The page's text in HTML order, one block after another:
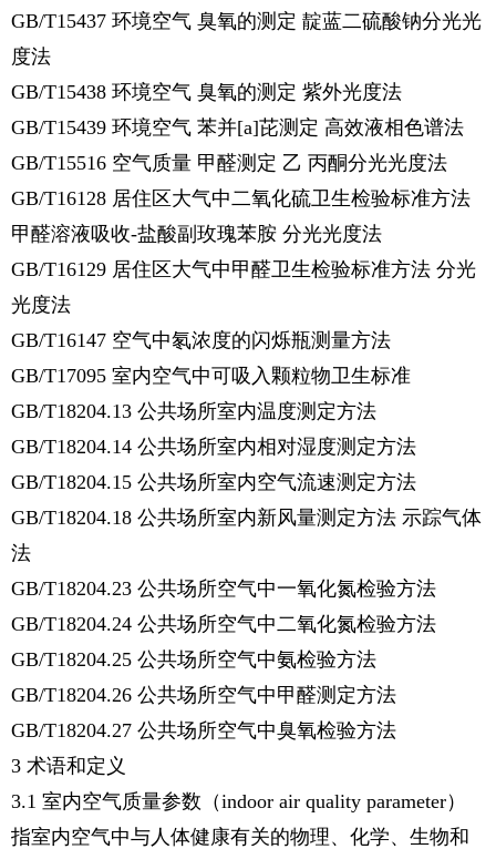
GB/T15437 环境空气 臭氧的测定 靛蓝二硫酸钠分光光
度法
GB/T15438 环境空气 臭氧的测定 紫外光度法
GB/T15439 环境空气 苯并[a]芘测定 高效液相色谱法
GB/T15516 空气质量 甲醛测定 乙 丙酮分光光度法
GB/T16128 居住区大气中二氧化硫卫生检验标准方法
甲醛溶液吸收-盐酸副玫瑰苯胺 分光光度法
GB/T16129 居住区大气中甲醛卫生检验标准方法 分光
光度法
GB/T16147 空气中氡浓度的闪烁瓶测量方法
GB/T17095 室内空气中可吸入颗粒物卫生标准
GB/T18204.13 公共场所室内温度测定方法
GB/T18204.14 公共场所室内相对湿度测定方法
GB/T18204.15 公共场所室内空气流速测定方法
GB/T18204.18 公共场所室内新风量测定方法 示踪气体
法
GB/T18204.23 公共场所空气中一氧化氮检验方法
GB/T18204.24 公共场所空气中二氧化氮检验方法
GB/T18204.25 公共场所空气中氨检验方法
GB/T18204.26 公共场所空气中甲醛测定方法
GB/T18204.27 公共场所空气中臭氧检验方法
3 术语和定义
3.1 室内空气质量参数（indoor air quality parameter）
指室内空气中与人体健康有关的物理、化学、生物和